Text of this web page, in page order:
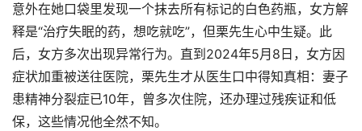
意外在她口袋里发现一个抹去所有标记的白色药瓶，女方解
释是“治疗失眠的药，想吃就吃”，但栗先生心中生疑。此
后，女方多次出现异常行为。直到2024年5月8日，女方因
症状加重被送往医院，栗先生才从医生口中得知真相：妻子
患精神分裂症已10年，曾多次住院，还办理过残疾证和低
保，这些情况他全然不知。